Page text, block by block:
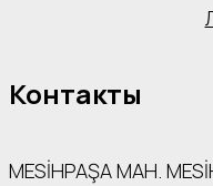
Контакты
MESİHPAŞA МАН.